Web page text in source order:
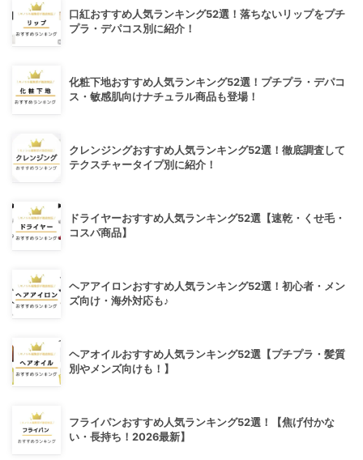
口紅おすすめ人気ランキング52選！落ちないリップをプチ
プラ・デパコス別に紹介！
化粧下地おすすめ人気ランキング52選！プチプラ・デパコ
ス・敏感肌向けナチュラル商品も登場！
クレンジングおすすめ人気ランキング52選！徹底調査して
テクスチャータイプ別に紹介！
ドライヤーおすすめ人気ランキング52選【速乾・くせ毛・
コスパ商品】
ヘアアイロンおすすめ人気ランキング52選！初心者・メン
ズ向け・海外対応も♪
ヘアオイルおすすめ人気ランキング52選【プチプラ・髪質
別やメンズ向けも！】
フライパンおすすめ人気ランキング52選！【焦げ付かな
い・長持ち！2026最新】